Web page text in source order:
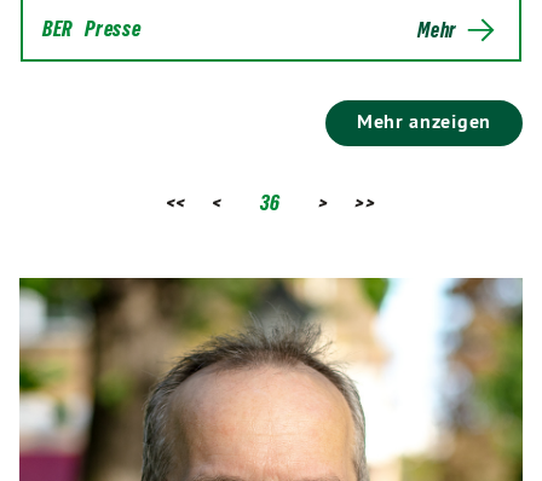
BER Presse Mehr
Mehr anzeigen
<< < 36 > >>